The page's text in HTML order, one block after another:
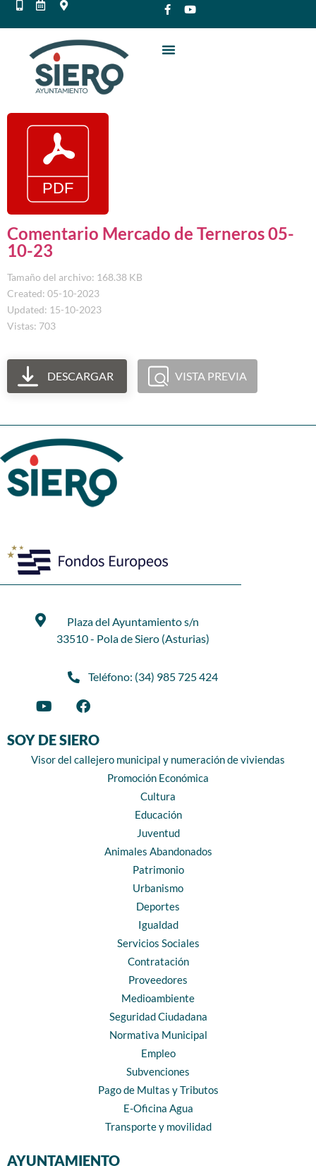
Comentario Mercado de Terneros 05-
10-23
Tamaño del archivo: 168.38 KB
Created: 05-10-2023
Updated: 15-10-2023
Vistas: 703
DESCARGAR VISTA PREVIA
Plaza del Ayuntamiento s/n
33510 - Pola de Siero (Asturias)
Teléfono: (34) 985 725 424
SOY DE SIERO
Visor del callejero municipal y numeración de viviendas
Promoción Económica
Cultura
Educación
Juventud
Animales Abandonados
Patrimonio
Urbanismo
Deportes
Igualdad
Servicios Sociales
Contratación
Proveedores
Medioambiente
Seguridad Ciudadana
Normativa Municipal
Empleo
Subvenciones
Pago de Multas y Tributos
E-Oficina Agua
Transporte y movilidad
AYUNTAMIENTO